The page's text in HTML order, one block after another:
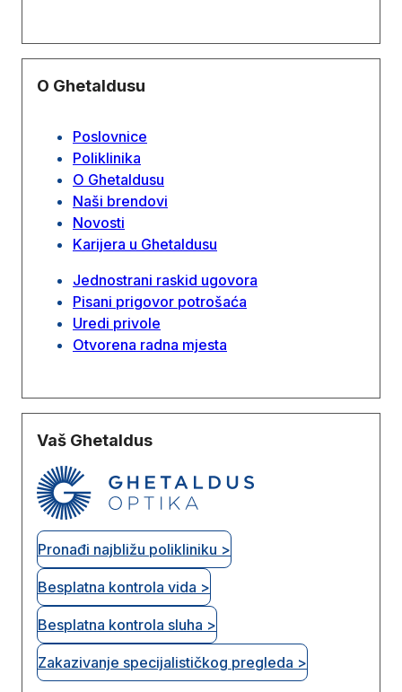
O Ghetaldusu
Poslovnice
Poliklinika
O Ghetaldusu
Naši brendovi
Novosti
Karijera u Ghetaldusu
Jednostrani raskid ugovora
Pisani prigovor potrošaća
Uredi privole
Otvorena radna mjesta
Vaš Ghetaldus
Pronađi najbližu polikliniku >
Besplatna kontrola vida >
Besplatna kontrola sluha >
Zakazivanje specijalističkog pregleda >